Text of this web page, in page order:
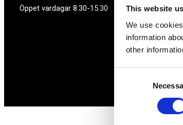
This website
We use
information
other
Öppet vardagar 8.30-15.30